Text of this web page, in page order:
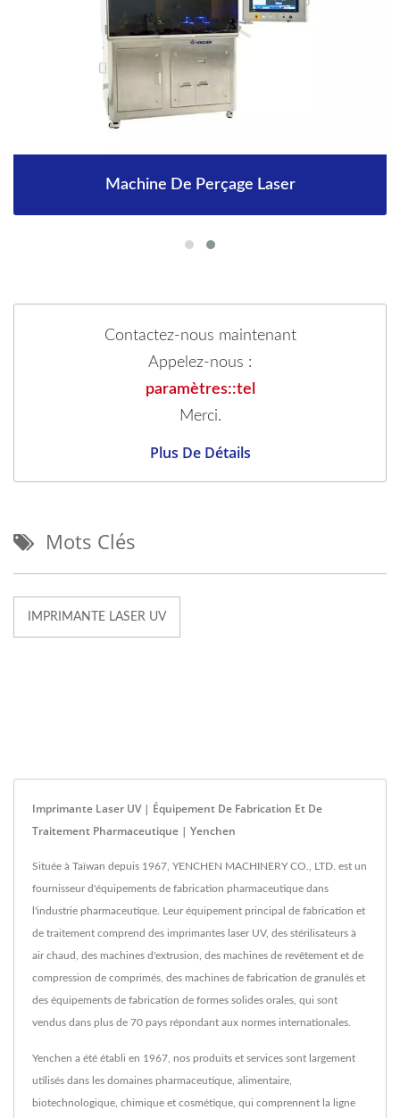
Machine De Perçage Laser
Contactez-nous maintenant
Appelez-nous :
paramètres::tel
Merci.
Plus De Détails
Mots Clés
IMPRIMANTE LASER UV
Imprimante Laser UV | Équipement De Fabrication Et De
Traitement Pharmaceutique | Yenchen
Située à Taïwan depuis 1967, YENCHEN MACHINERY CO., LTD. est un
fournisseur d'équipements de fabrication pharmaceutique dans
l'industrie pharmaceutique. Leur équipement principal de fabrication et
de traitement comprend des imprimantes laser UV, des stérilisateurs à
air chaud, des machines d'extrusion, des machines de revêtement et de
compression de comprimés, des machines de fabrication de granulés et
des équipements de fabrication de formes solides orales, qui sont
vendus dans plus de 70 pays répondant aux normes internationales.
Yenchen a été établi en 1967, nos produits et services sont largement
utilisés dans les domaines pharmaceutique, alimentaire,
biotechnologique, chimique et cosmétique, qui comprennent la ligne